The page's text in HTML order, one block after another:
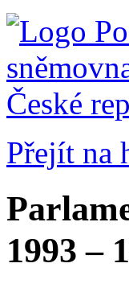
Přejít na
1993 –